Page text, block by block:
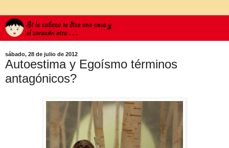
sábado, 28 de julio de 2012
Autoestima y Egoísmo términos
antagónicos?